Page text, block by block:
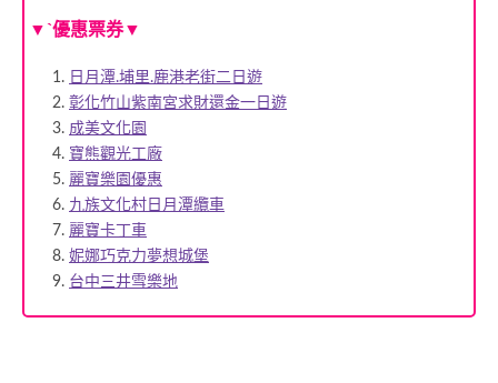
▼ˋ優惠票券▼
日月潭.埔里.鹿港老街二日遊
彰化竹山紫南宮求財還金一日遊
成美文化園
寶熊觀光工廠
麗寶樂園優惠
九族文化村日月潭纜車
麗寶卡丁車
妮娜巧克力夢想城堡
台中三井雪樂地